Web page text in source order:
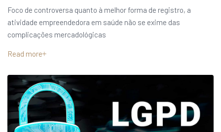
Foco de controversa quanto à melhor forma de registro, a
atividade empreendedora em saúde não se exime das
complicações mercadológicas
Read more